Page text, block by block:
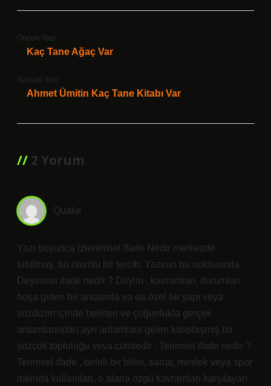
Önceki Yazı
Kaç Tane Ağaç Var
Sonraki Yazı
Ahmet Ümitin Kaç Tane Kitabı Var
2 Yorum
Quake
Yazı boyunca Izlenimsel Ifade Nedir merkezde
tutulmuş, bu olumlu bir tercih. Yazının bu noktasında
Deyimsel ifade nedir ? Deyim , kavramları, durumları
hoşa giden bir anlatımla ya da özel bir yapı veya
sözdizim içinde belirten ve çoğunlukla gerçek
anlamlarından ayrı anlamlara gelen kalıplaşmış bir
sözcük topluluğu veya cümledir . Terimsel ifade nedir ?
Terimsel ifade , belirli bir bilim, sanat, meslek veya spor
dalında kullanılan, o alana özgü kavramları karşılayan